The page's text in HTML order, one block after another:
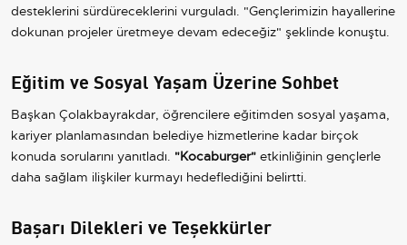
desteklerini sürdüreceklerini vurguladı. "Gençlerimizin hayallerine
dokunan projeler üretmeye devam edeceğiz" şeklinde konuştu.
Eğitim ve Sosyal Yaşam Üzerine Sohbet
Başkan Çolakbayrakdar, öğrencilere eğitimden sosyal yaşama,
kariyer planlamasından belediye hizmetlerine kadar birçok
konuda sorularını yanıtladı. "Kocaburger" etkinliğinin gençlerle
daha sağlam ilişkiler kurmayı hedeflediğini belirtti.
Başarı Dilekleri ve Teşekkürler